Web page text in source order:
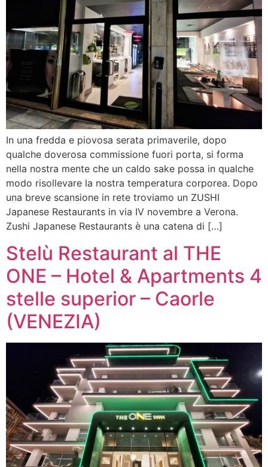
In una fredda e piovosa serata primaverile, dopo
qualche doverosa commissione fuori porta, si forma
nella nostra mente che un caldo sake possa in qualche
modo risollevare la nostra temperatura corporea. Dopo
una breve scansione in rete troviamo un ZUSHI
Japanese Restaurants in via IV novembre a Verona.
Zushi Japanese Restaurants è una catena di […]
Stelù Restaurant al THE
ONE – Hotel & Apartments 4
stelle superior – Caorle
(VENEZIA)